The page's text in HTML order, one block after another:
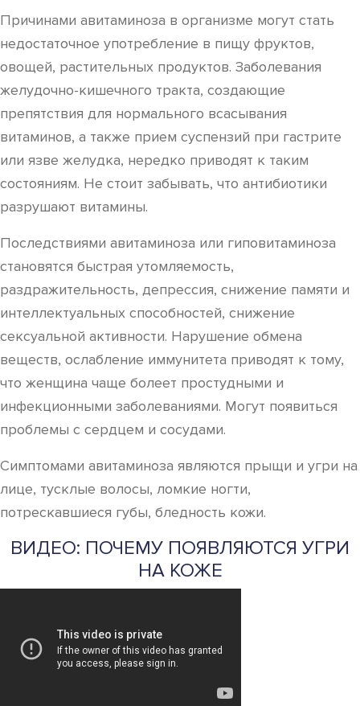
Причинами авитаминоза в организме могут стать
недостаточное употребление в пищу фруктов,
овощей, растительных продуктов. Заболевания
желудочно-кишечного тракта, создающие
препятствия для нормального всасывания
витаминов, а также прием суспензий при гастрите
или язве желудка, нередко приводят к таким
состояниям. Не стоит забывать, что антибиотики
разрушают витамины.
Последствиями авитаминоза или гиповитаминоза
становятся быстрая утомляемость,
раздражительность, депрессия, снижение памяти и
интеллектуальных способностей, снижение
сексуальной активности. Нарушение обмена
веществ, ослабление иммунитета приводят к тому,
что женщина чаще болеет простудными и
инфекционными заболеваниями. Могут появиться
проблемы с сердцем и сосудами.
Симптомами авитаминоза являются прыщи и угри на
лице, тусклые волосы, ломкие ногти,
потрескавшиеся губы, бледность кожи.
ВИДЕО: ПОЧЕМУ ПОЯВЛЯЮТСЯ УГРИ
НА КОЖЕ